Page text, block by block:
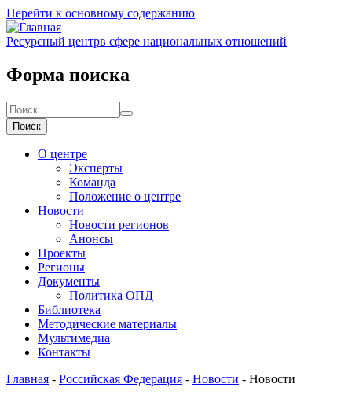
Перейти к основному содержанию
Ресурсный центрв сфере национальных отношений
Форма поиска
Поиск
О центре
Эксперты
Команда
Положение о центре
Новости
Новости регионов
Анонсы
Проекты
Регионы
Документы
Политика ОПД
Библиотека
Методические материалы
Мультимедиа
Контакты
Главная - Российская Федерация - Новости - Новости